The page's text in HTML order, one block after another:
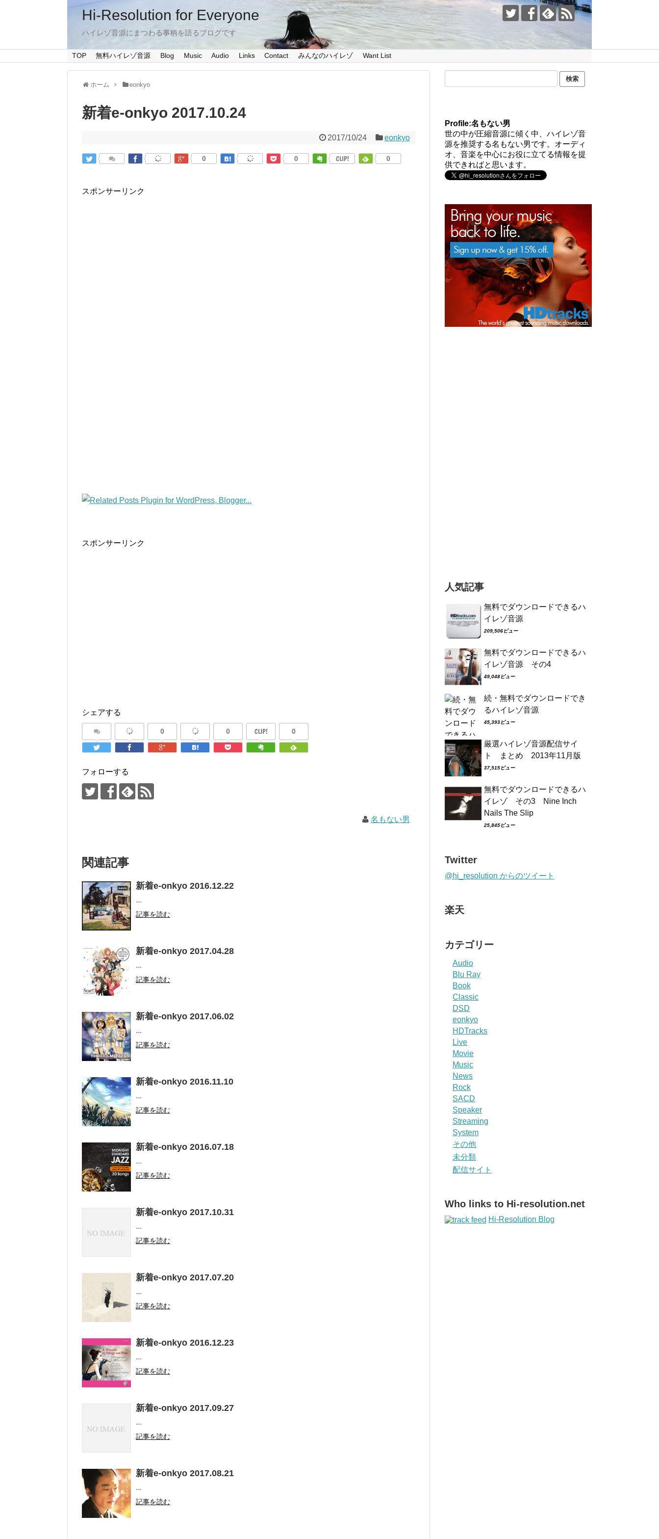
Hi-Resolution for Everyone
ハイレゾ音源にまつわる事柄を語るブログです
TOP 無料ハイレゾ音源 Blog Music Audio Links Contact みんなのハイレゾ Want List
ホーム eonkyo
新着e-onkyo 2017.10.24
2017/10/24 eonkyo
0 0 CLIP! 0
スポンサーリンク
スポンサーリンク
シェアする
0 0 CLIP! 0
フォローする
名もない男
関連記事
新着e-onkyo 2016.12.22
...
記事を読む
新着e-onkyo 2017.04.28
...
記事を読む
新着e-onkyo 2017.06.02
...
記事を読む
新着e-onkyo 2016.11.10
...
記事を読む
新着e-onkyo 2016.07.18
...
記事を読む
新着e-onkyo 2017.10.31
...
記事を読む
新着e-onkyo 2017.07.20
...
記事を読む
新着e-onkyo 2016.12.23
...
記事を読む
新着e-onkyo 2017.09.27
...
記事を読む
新着e-onkyo 2017.08.21
...
記事を読む
Profile:名もない男
世の中が圧縮音源に傾く中、ハイレゾ音
源を推奨する名もない男です。オーディ
オ、音楽を中心にお役に立てる情報を提
供できればと思います。
人気記事
無料でダウンロードできるハ
イレゾ音源
209,506ビュー
無料でダウンロードできるハ
イレゾ音源 その4
49,048ビュー
続・無料でダウンロードでき
るハイレゾ音源
45,393ビュー
厳選ハイレゾ音源配信サイ
ト まとめ 2013年11月版
37,515ビュー
無料でダウンロードできるハ
イレゾ その3 Nine Inch
Nails The Slip
25,845ビュー
Twitter
@hi_resolution からのツイート
楽天
カテゴリー
Audio
Blu Ray
Book
Classic
DSD
eonkyo
HDTracks
Live
Movie
Music
News
Rock
SACD
Speaker
Streaming
System
その他
未分類
配信サイト
Who links to Hi-resolution.net
Hi-Resolution Blog